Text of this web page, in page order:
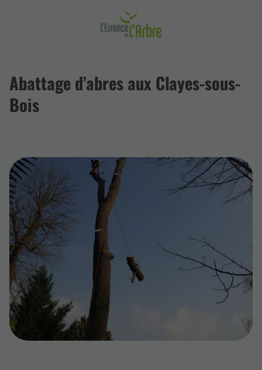
Abattage d’abres aux Clayes-sous-
Bois